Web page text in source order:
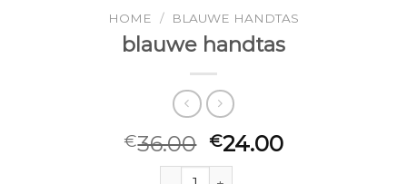
HOME / BLAUWE HANDTAS
blauwe handtas
€36.00 €24.00
blauwe handtas aantal